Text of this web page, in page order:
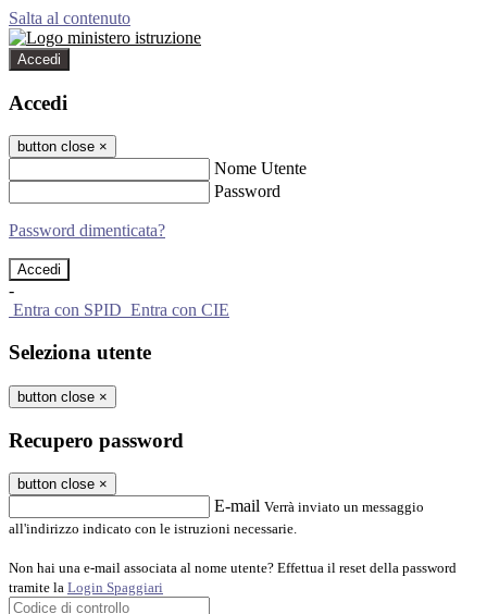
Salta al contenuto
Accedi
Accedi
button close ×
Nome Utente
Password
Password dimenticata?
-
Entra con SPID Entra con CIE
Seleziona utente
button close ×
Recupero password
button close ×
E-mail Verrà inviato un messaggio
all'indirizzo indicato con le istruzioni necessarie.
Non hai una e-mail associata al nome utente? Effettua il reset della password
tramite la Login Spaggiari